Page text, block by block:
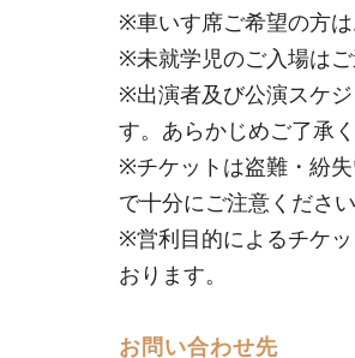
※車いす席ご希望の方は
※未就学児のご入場はご
※出演者及び公演スケ
す。あらかじめご了承く
※チケットは盗難・紛
で十分にご注意ください
※営利目的によるチケ
おります。
お問い合わせ先